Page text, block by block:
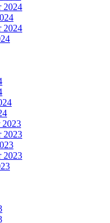
2024
2024
2023
2023
2023